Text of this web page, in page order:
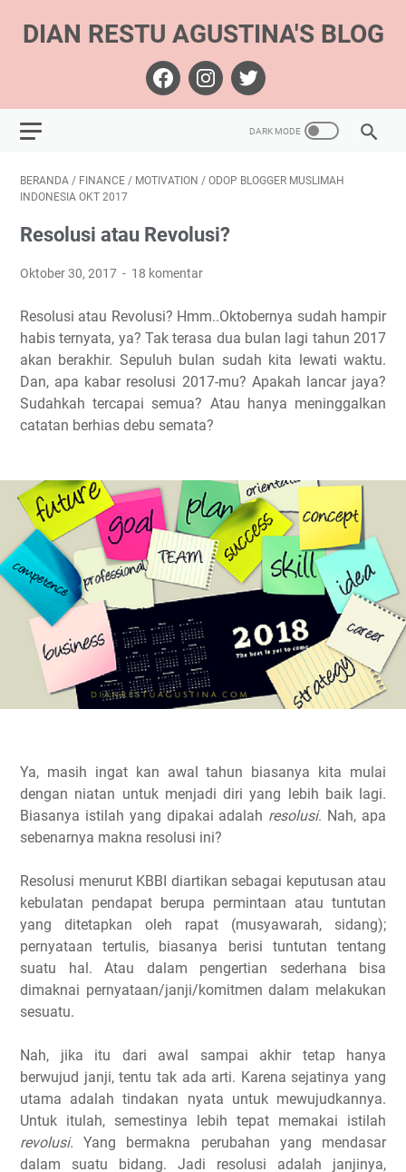
DIAN RESTU AGUSTINA'S BLOG
BERANDA / FINANCE / MOTIVATION / ODOP BLOGGER MUSLIMAH
INDONESIA OKT 2017
Resolusi atau Revolusi?
Oktober 30, 2017 18 komentar
Resolusi atau Revolusi? Hmm..Oktobernya sudah hampir
habis ternyata, ya? Tak terasa dua bulan lagi tahun 2017
akan berakhir. Sepuluh bulan sudah kita lewati waktu.
Dan, apa kabar resolusi 2017-mu? Apakah lancar jaya?
Sudahkah tercapai semua? Atau hanya meninggalkan
catatan berhias debu semata?
Ya, masih ingat kan awal tahun biasanya kita mulai
dengan niatan untuk menjadi diri yang lebih baik lagi.
Biasanya istilah yang dipakai adalah resolusi. Nah, apa
sebenarnya makna resolusi ini?
Resolusi menurut KBBI diartikan sebagai keputusan atau
kebulatan pendapat berupa permintaan atau tuntutan
yang ditetapkan oleh rapat (musyawarah, sidang);
pernyataan tertulis, biasanya berisi tuntutan tentang
suatu hal. Atau dalam pengertian sederhana bisa
dimaknai pernyataan/janji/komitmen dalam melakukan
sesuatu.
Nah, jika itu dari awal sampai akhir tetap hanya
berwujud janji, tentu tak ada arti. Karena sejatinya yang
utama adalah tindakan nyata untuk mewujudkannya.
Untuk itulah, semestinya lebih tepat memakai istilah
revolusi.Yang bermakna perubahan yang mendasar
dalam suatu bidang. Jadi resolusi adalah janjinya,